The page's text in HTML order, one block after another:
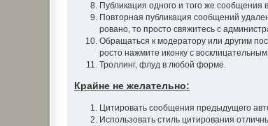
Публикация одного и того же
Повторная публикация сообщений
ровано, то просто свяжитесь с
Обращаться к модератору или другим
росто нажмите иконку с
Троллинг, флуд в любой форме.
Крайне не желательно:
Цитировать сообщения предыдущего
Использовать стиль цитирования